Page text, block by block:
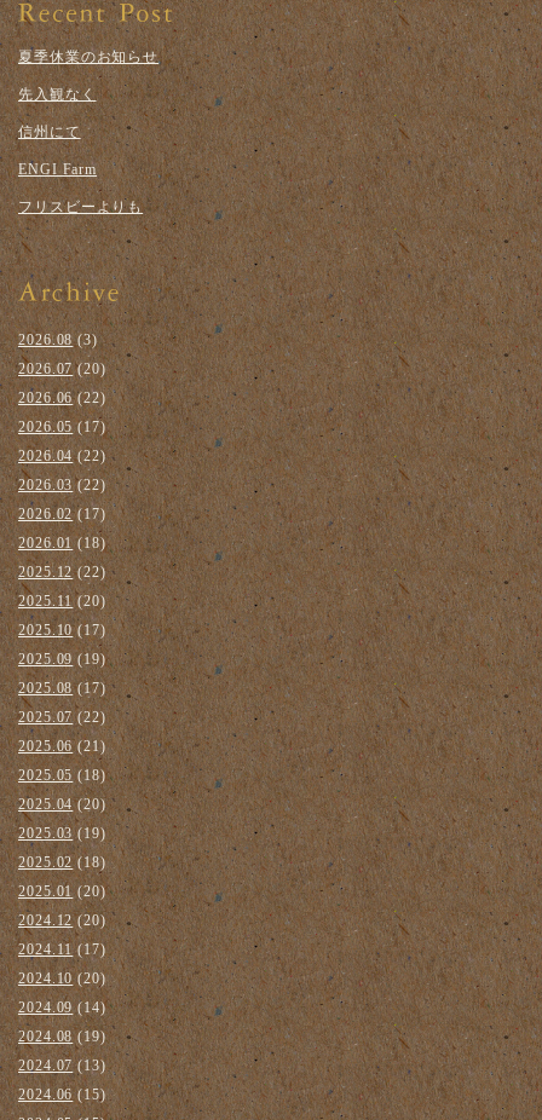
夏季休業のお知らせ
先入観なく
信州にて
ENGI Farm
フリスビーよりも
2026.08(3)
2026.07(20)
2026.06(22)
2026.05 (17)
2026.04(22)
2026.03(22)
2026.02(17)
2026.01 (18)
2025.12(22)
2025.11(20)
2025.10(17)
2025.09 (19)
2025.08(17)
2025.07(22)
2025.06(21)
2025.05 (18)
2025.04(20)
2025.03 (19)
2025.02(18)
2025.01 (20)
2024.12(20)
2024.11(17)
2024.10(20)
2024.09 (14)
2024.08(19)
2024.07(13)
2024.06(15)